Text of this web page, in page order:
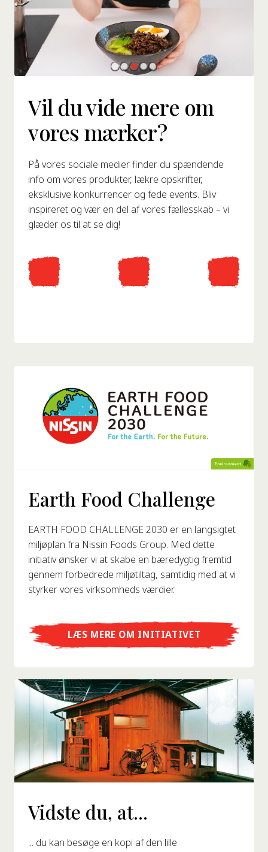
Vil du vide mere om
vores mærker?
På vores sociale medier finder du spændende
info om vores produkter, lækre opskrifter,
eksklusive konkurrencer og fede events. Bliv
inspireret og vær en del af vores fællesskab – vi
glæder os til at se dig!
Earth Food Challenge
EARTH FOOD CHALLENGE 2030 er en langsigtet
miljøplan fra Nissin Foods Group. Med dette
initiativ ønsker vi at skabe en bæredygtig fremtid
gennem forbedrede miljøtiltag, samtidig med at vi
styrker vores virksomheds værdier.
LÆS MERE OM INITIATIVET
Vidste du, at...
... du kan besøge en kopi af den lille